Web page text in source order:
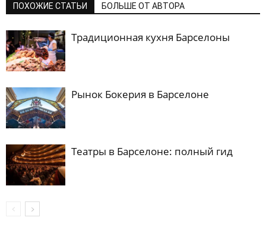
ПОХОЖИЕ СТАТЬИ БОЛЬШЕ ОТ АВТОРА
Традиционная кухня Барселоны
Рынок Бокерия в Барселоне
Театры в Барселоне: полный гид